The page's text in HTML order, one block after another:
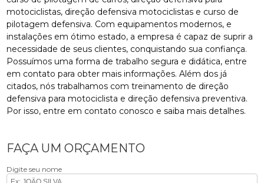
motociclistas, direção defensiva motociclistas e curso de
pilotagem defensiva. Com equipamentos modernos, e
instalações em ótimo estado, a empresa é capaz de suprir a
necessidade de seus clientes, conquistando sua confiança.
Possuímos uma forma de trabalho segura e didática, entre
em contato para obter mais informações. Além dos já
citados, nós trabalhamos com treinamento de direção
defensiva para motociclista e direção defensiva preventiva.
Por isso, entre em contato conosco e saiba mais detalhes.
FAÇA UM ORÇAMENTO
Digite seu nome